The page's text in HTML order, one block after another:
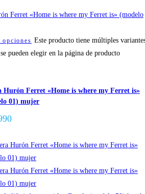
Este producto tiene múltiples
pueden elegir en la página de producto
Hurón Ferret «Home is where my Ferret is»
01) mujer